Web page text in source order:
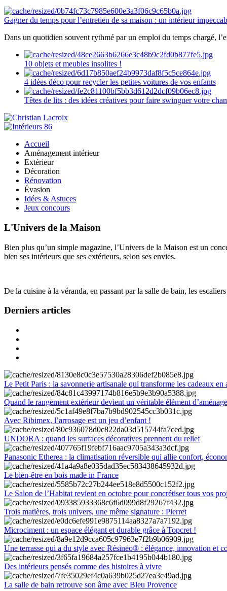
Gagner du temps pour l’entretien de sa maison : un intérieur
Dans un quotidien souvent rythmé par un emploi du temps chargé,
10 objets et meubles insolites !
4 idées déco pour recycler les petites voitures de vos enfants
Têtes de lits : des idées créatives pour faire swinguer votre
Accueil
Aménagement intérieur
Extérieur
Décoration
Rénovation
Évasion
Idées & Astuces
Jeux concours
L'Univers de la Maison
Bien plus qu’un simple magazine, l’Univers de la Maison est un
bien ses intérieurs que ses extérieurs, selon ses envies.
De la cuisine à la véranda, en passant par la salle de bain, les
Derniers articles
Le Petit Paris : la savonnerie artisanale qui transforme les cadeaux en
Quand le rangement extérieur devient un véritable élément
Avec Ribimex, l’arrosage est un jeu d’enfant !
UNDORA : quand les surfaces décoratives prennent du relief
Panasonic Etherea : la climatisation réversible qui allie confort,
Le bien-être en bois made in France
Le Salon de l’Habitat revient en octobre pour concrétiser tous vos
Trois matières, trois univers, une même signature : Pierret
Microciment : un espace élégant et durable grâce à Topcret !
Une terrasse qui a du style avec Résineo® : élégance, innovation et
Des intérieurs pensés comme des histoires à vivre
La salle de bain retrouve son âme avec Bleu Provence